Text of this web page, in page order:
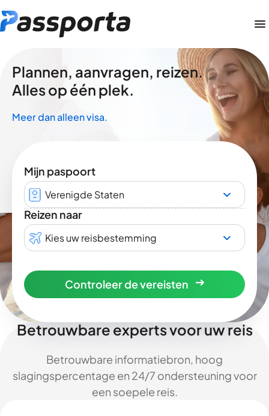
Plannen, aanvragen, reizen.
Alles op één plek.
Meer dan alleen visa.
Mijn paspoort
Verenigde Staten
Reizen naar
Kies uw reisbestemming
Controleer de vereisten
Betrouwbare experts voor uw reis
Betrouwbare informatiebron, hoog
slagingspercentage en 24/7 ondersteuning voor
een soepele reis.